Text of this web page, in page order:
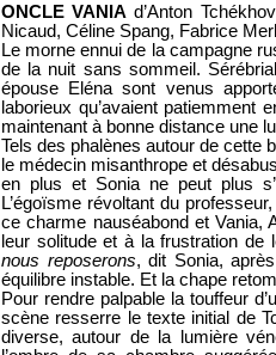
ONCLE VANIA d’Anton
Nicaud, Céline Spang, Fabrice
Le morne ennui de la campagne
de la nuit sans sommeil.
épouse Eléna sont venus
laborieux qu’avaient patiemment
maintenant à bonne distance une
Tels des phalènes autour de cette
le médecin misanthrope et
en plus et Sonia ne peut plus
L’égoïsme révoltant du
ce charme nauséabond et Vania,
leur solitude et à la frustration
nous reposerons, dit Sonia,
équilibre instable. Et la chape
Pour rendre palpable la touffeur
scène resserre le texte initial de
diverse, autour de la lumière